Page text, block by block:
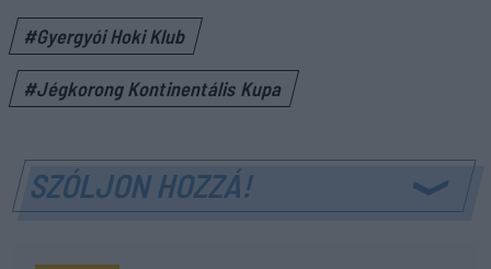
#Gyergyói Hoki Klub
#Jégkorong Kontinentális Kupa
SZÓLJON HOZZÁ!